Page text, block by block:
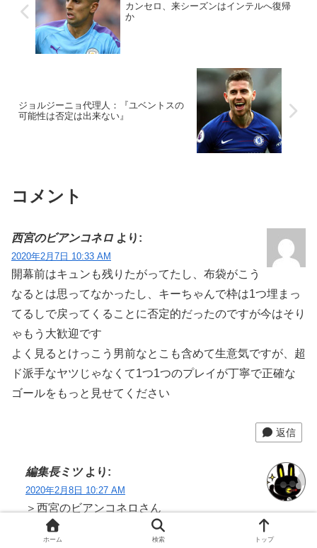
カンセロ、来シーズンはインテルへ復帰
か
ジョルジーニョ代理人：『ユベントスの
可能性は否定は出来ない』
コメント
西宮のビアンコネロ より:
2020年2月7日 10:33 AM
開幕前はキュンも残りたがってたし、布袋がこう
なるとは思ってなかったし、キーちゃんで枠は1つ埋まっ
てるしで戻ってくることに否定的だったのですが今はそり
ゃもう大歓迎です
よく見るとけっこう男前なとこも含めて生意気ですが、超
ド派手なヤツじゃなくて1つ1つのプレイが丁寧で正確な
ゴールをもっと見せてください
返信
編集長ミツ より:
2020年2月8日 10:27 AM
＞西宮のビアンコネロさん
開幕前は「放出確実」と言われていて、そしてファン
ホーム 検索 トップ